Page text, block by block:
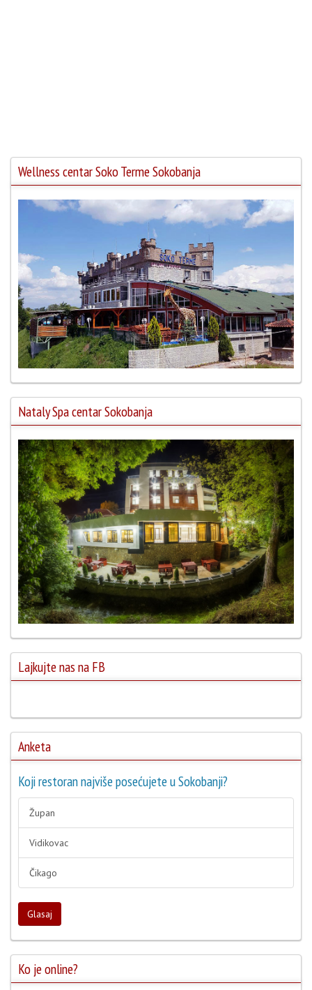
Wellness centar Soko Terme Sokobanja
Nataly Spa centar Sokobanja
Lajkujte nas na FB
Anketa
Koji restoran najviše posećujete u Sokobanji?
Župan
Vidikovac
Čikago
Glasaj
Ko je online?